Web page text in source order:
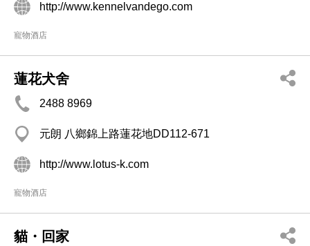
http://www.kennelvandego.com
寵物酒店
蓮花犬舍
2488 8969
元朗 八鄉錦上路蓮花地DD112-671
http://www.lotus-k.com
寵物酒店
貓・回家